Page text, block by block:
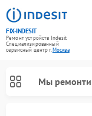
FIX-INDESIT
Ремонт устройств Indesit
Специализированный
cервисный центр г.Москва
Мы